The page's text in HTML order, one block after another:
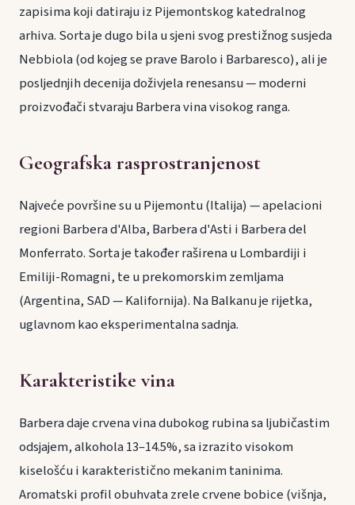
zapisima koji datiraju iz Pijemontskog katedralnog
arhiva. Sorta je dugo bila u sjeni svog prestižnog susjeda
Nebbiola (od kojeg se prave Barolo i Barbaresco), ali je
posljednjih decenija doživjela renesansu — moderni
proizvođači stvaraju Barbera vina visokog ranga.
Geografska rasprostranjenost
Najveće površine su u Pijemontu (Italija) — apelacioni
regioni Barbera d'Alba, Barbera d'Asti i Barbera del
Monferrato. Sorta je također raširena u Lombardiji i
Emiliji-Romagni, te u prekomorskim zemljama
(Argentina, SAD — Kalifornija). Na Balkanu je rijetka,
uglavnom kao eksperimentalna sadnja.
Karakteristike vina
Barbera daje crvena vina dubokog rubina sa ljubičastim
odsjajem, alkohola 13–14.5%, sa izrazito visokom
kiselošću i karakteristično mekanim taninima.
Aromatski profil obuhvata zrele crvene bobice (višnja,